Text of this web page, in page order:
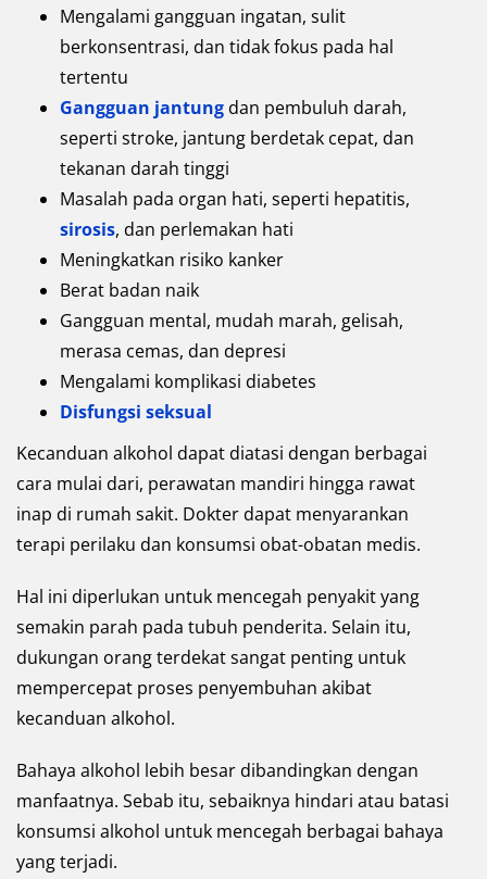
Mengalami gangguan ingatan, sulit
berkonsentrasi, dan tidak fokus pada hal
tertentu
Gangguan jantung dan pembuluh darah,
seperti stroke, jantung berdetak cepat, dan
tekanan darah tinggi
Masalah pada organ hati, seperti hepatitis,
sirosis, dan perlemakan hati
Meningkatkan risiko kanker
Berat badan naik
Gangguan mental, mudah marah, gelisah,
merasa cemas, dan depresi
Mengalami komplikasi diabetes
Disfungsi seksual
Kecanduan alkohol dapat diatasi dengan berbagai
cara mulai dari, perawatan mandiri hingga rawat
inap di rumah sakit. Dokter dapat menyarankan
terapi perilaku dan konsumsi obat-obatan medis.
Hal ini diperlukan untuk mencegah penyakit yang
semakin parah pada tubuh penderita. Selain itu,
dukungan orang terdekat sangat penting untuk
mempercepat proses penyembuhan akibat
kecanduan alkohol.
Bahaya alkohol lebih besar dibandingkan dengan
manfaatnya. Sebab itu, sebaiknya hindari atau batasi
konsumsi alkohol untuk mencegah berbagai bahaya
yang terjadi.